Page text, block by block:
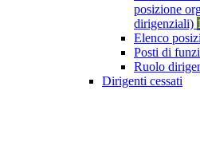
posizione
dirigenziali) 1
Elenco
Posti di
Ruolo
Dirigenti cessati